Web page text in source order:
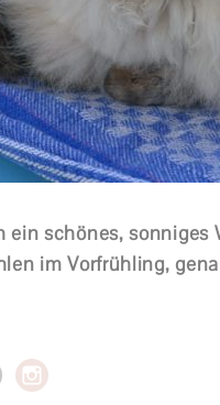
ein schönes, sonniges
im Vorfrühling,